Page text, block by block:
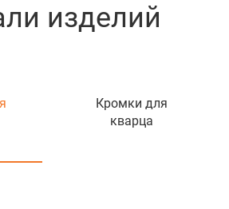
изделий
Кромки для
кварца